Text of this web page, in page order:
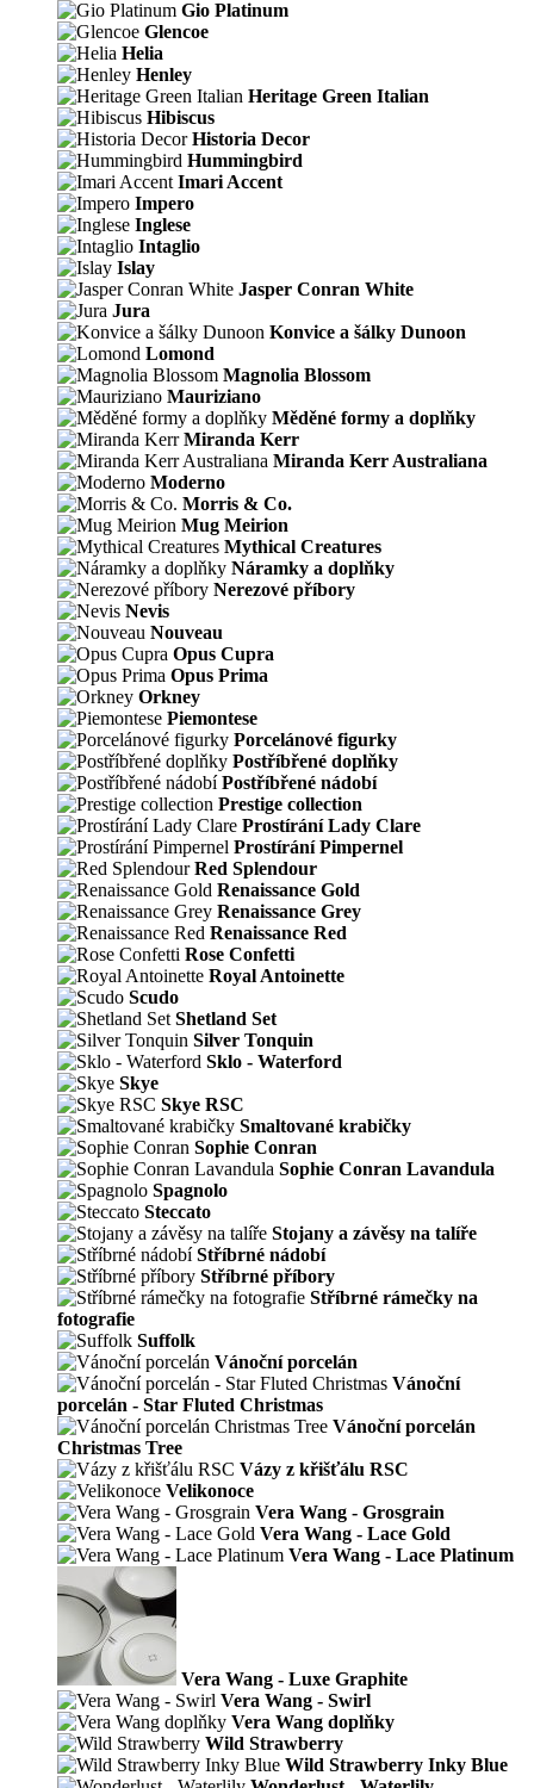
Gio Platinum
Glencoe
Helia
Henley
Heritage Green Italian
Hibiscus
Historia Decor
Hummingbird
Imari Accent
Impero
Inglese
Intaglio
Islay
Jasper Conran White
Jura
Konvice a šálky Dunoon
Lomond
Magnolia Blossom
Mauriziano
Měděné formy a doplňky
Miranda Kerr
Miranda Kerr Australiana
Moderno
Morris & Co.
Mug Meirion
Mythical Creatures
Náramky a doplňky
Nerezové příbory
Nevis
Nouveau
Opus Cupra
Opus Prima
Orkney
Piemontese
Porcelánové figurky
Postříbřené doplňky
Postříbřené nádobí
Prestige collection
Prostírání Lady Clare
Prostírání Pimpernel
Red Splendour
Renaissance Gold
Renaissance Grey
Renaissance Red
Rose Confetti
Royal Antoinette
Scudo
Shetland Set
Silver Tonquin
Sklo - Waterford
Skye
Skye RSC
Smaltované krabičky
Sophie Conran
Sophie Conran Lavandula
Spagnolo
Steccato
Stojany a závěsy na talíře
Stříbrné nádobí
Stříbrné příbory
Stříbrné rámečky na
fotografie
Suffolk
Vánoční porcelán
Vánoční
porcelán - Star Fluted Christmas
Vánoční porcelán
Christmas Tree
Vázy z křišťálu RSC
Velikonoce
Vera Wang - Grosgrain
Vera Wang - Lace Gold
Vera Wang - Lace Platinum
Vera Wang - Luxe Graphite
Vera Wang - Swirl
Vera Wang doplňky
Wild Strawberry
Wild Strawberry Inky Blue